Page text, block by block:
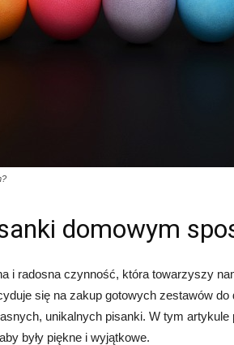
domowym
i radosna czynność, która towarzyszy
się na zakup gotowych zestawów do
unikalnych pisanki. W tym
były piękne i wyjątkowe.